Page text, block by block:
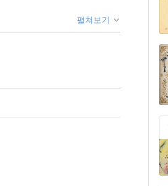
펼쳐보기